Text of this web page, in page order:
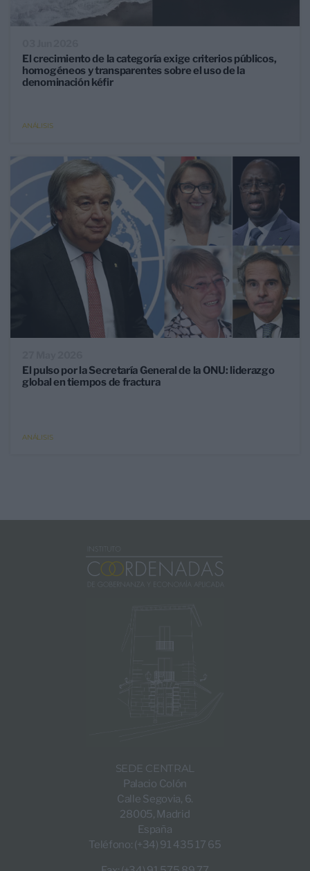
El crecimiento de la categoría exige criterios públicos,
homogéneos y transparentes sobre el uso de la
denominación kéfir
ANÁLISIS
El pulso por la Secretaría General de la ONU: liderazgo
global en tiempos de fractura
ANÁLISIS
SEDE CENTRAL
Palacio Colón
Calle Segovia, 6.
28005, Madrid
España
Teléfono: (+34) 91 435 17 65